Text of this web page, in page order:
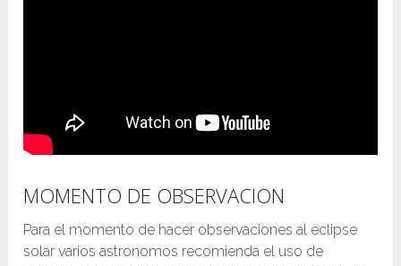
MOMENTO DE OBSERVACION
Para el momento de hacer observaciones al eclipse
solar varios astronomos recomienda el uso de